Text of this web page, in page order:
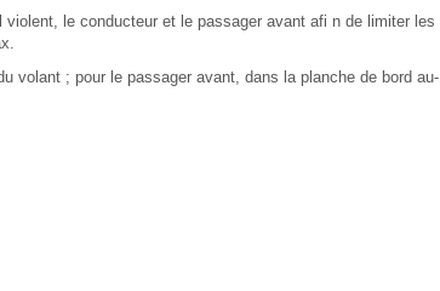
le conducteur et le passager avant afi n de limiter les
volant ; pour le passager avant, dans la planche de bord au-